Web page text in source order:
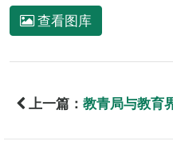
查看图库
上一篇： 教青局与教育